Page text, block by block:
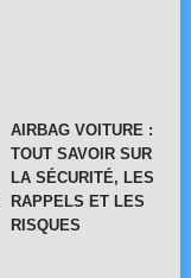
AIRBAG VOITURE :
TOUT SAVOIR SUR
LA SÉCURITÉ, LES
RAPPELS ET LES
RISQUES